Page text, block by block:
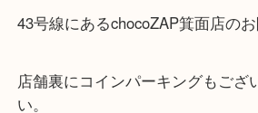
・最寄り駅のご案内
阪急箕面線「箕面駅」「牧落駅